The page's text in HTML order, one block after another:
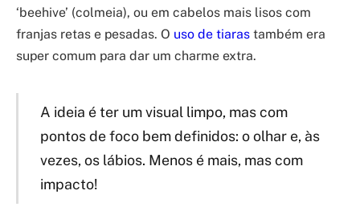
‘beehive’ (colmeia), ou em cabelos mais lisos com
franjas retas e pesadas. O uso de tiaras também era
super comum para dar um charme extra.
A ideia é ter um visual limpo, mas com
pontos de foco bem definidos: o olhar e, às
vezes, os lábios. Menos é mais, mas com
impacto!